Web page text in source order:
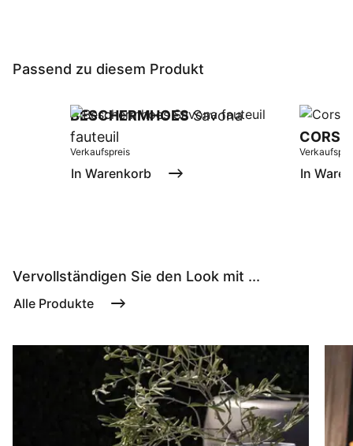
Passend zu diesem Produkt
BESCHERMHOESSavona
fauteuil
Verkaufspreis
In Warenkorb In
Vervollständigen Sie den Look mit ...
Alle Produkte